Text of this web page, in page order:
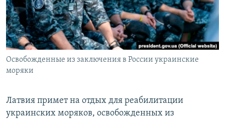
ПОБЕДИТЕЛЕЙ НЕ СУДЯТ?
КРЫМ.НЕПОКОРЕННЫЙ
ELIFBE
УКРАИНСКАЯ ПРОБЛЕМА КРЫМА
ПРИСОЕДИНЯЙТЕСЬ!
Все сайты RFE/RL
Освобожденные из заключения в России украинские
моряки
Латвия примет на отдых для реабилитации
украинских моряков, освобожденных из